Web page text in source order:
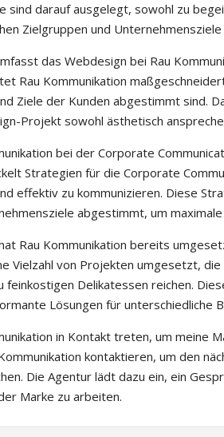
sind darauf ausgelegt, sowohl zu
Zielgruppen und
das Webdesign bei Rau
Rau Kommunikation
Ziele der Kunden abgestimmt sind.
Projekt sowohl ästhetisch
bei der Corporate
Strategien für die Corporate
effektiv zu kommunizieren. Diese
abgestimmt, um
Rau Kommunikation bereits
Vielzahl von Projekten umgesetzt, die
feinkostigen Delikatessen reichen.
Lösungen für unterschiedliche
in Kontakt treten, um meine
kontaktieren, um den
Die Agentur lädt dazu ein, ein
Marke zu arbeiten.